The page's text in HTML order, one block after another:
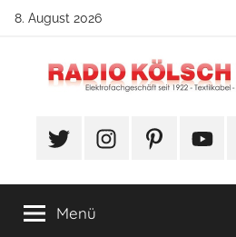
Zum
springen
8. August 2026
Radio
Hamburg
Lampenbau
#TwitterInstagramPinterest
Menü